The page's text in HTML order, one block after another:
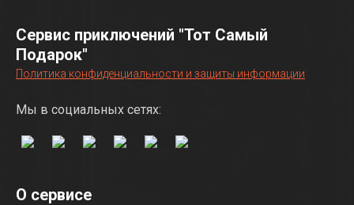
Сервис приключений "Тот Самый
Подарок"
Политика конфиденциальности и защиты информации
Мы в социальных сетях:
О сервисе